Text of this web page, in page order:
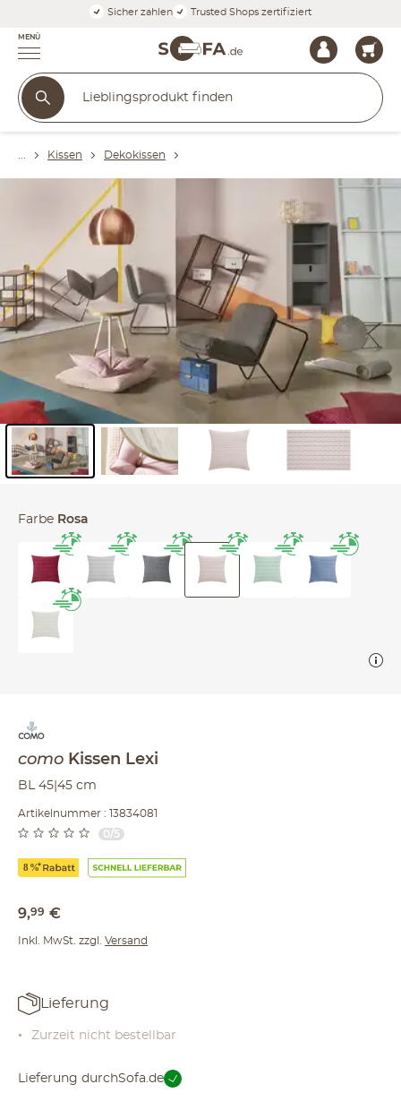
Sicher zahlen Trusted Shops zertifiziert
MENÜ
Kissen Dekokissen
como Kissen Lexi
BL 45|45 cm
Artikelnummer : 13834081
0/5
9,99 €
Inkl. MwSt. zzgl. Versand
Farbe Rosa
Lieferung
Zurzeit nicht bestellbar
Lieferung durchSofa.de